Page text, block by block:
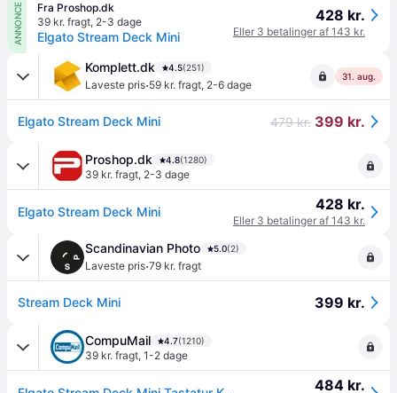
ANNONCE
Fra Proshop.dk
39 kr. fragt, 2-3 dage
Elgato Stream Deck Mini
428 kr.
Eller 3 betalinger af 143 kr.
Komplett.dk 4.5(251)
Laveste pris·59 kr. fragt, 2-6 dage
31. aug.
Elgato Stream Deck Mini 479 kr. 399 kr.
Proshop.dk 4.8(1280)
39 kr. fragt, 2-3 dage
Elgato Stream Deck Mini 428 kr.
Eller 3 betalinger af 143 kr.
Scandinavian Photo 5.0(2)
Laveste pris·79 kr. fragt
Stream Deck Mini 399 kr.
CompuMail 4.7(1210)
39 kr. fragt, 1-2 dage
484 kr.